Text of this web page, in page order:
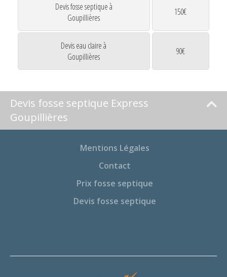
Devis fosse septique à
Goupillières
150€
Devis eau claire à
Goupillières
90€
Devis fosse septique Express
Goupillières
Mentions Légales
Contact
Prix fosse septique
Devis fosse septique